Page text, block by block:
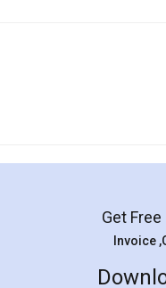
આ વ્યાપક
એકાઉન્ટીંગના
Read More